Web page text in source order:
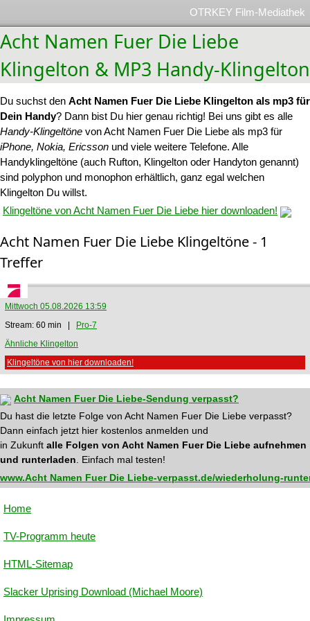
OTRKEY Film-Mediathek
Acht Namen Fuer Die Liebe
Klingelton & MP3 Handy-Klingelton
Du suchst den Acht Namen Fuer Die Liebe Klingelton als mp3 für
Dein Handy? Dann bist Du hier genau richtig! Bei uns gibt es alle
Handy-Klingeltöne von Acht Namen Fuer Die Liebe als mp3 für
iPhone, Nokia, Ericsson und viele weitere Telefone. Alle
Handyklingeltöne (auch Rufton, Klingelton oder Handyton genannt)
sind polyphon und monophon erhältlich, ganz egal welchen
Klingelton Du willst.
Klingeltöne von Acht Namen Fuer Die Liebe hier downloaden!
Acht Namen Fuer Die Liebe Klingeltöne - 1
Treffer
Mittwoch 05.08.2026 13:59
Stream: 60 min |
Pro-7
Ähnliche Klingelton
Klingeltöne von hier downloaden!
Acht Namen Fuer Die Liebe-Sendung verpasst?
Du hast die letzte Folge von Acht Namen Fuer Die Liebe verpasst?
Dann einfach jetzt hier kostenlos anmelden und
in Zukunft alle Folgen von Acht Namen Fuer Die Liebe aufnehmen
und runterladen . Einfach mal testen!
www.Acht Namen Fuer Die Liebe-verpasst.de/wiederholung-
Home
TV-Programm heute
HTML-Sitemap
Slacker Uprising Download (Michael Moore)